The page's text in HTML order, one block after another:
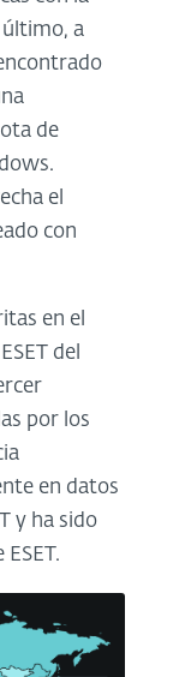
a
de
el
con
en el
del
por los
en datos
y ha sido